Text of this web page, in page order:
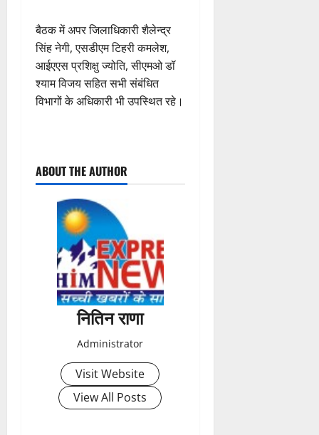
बैठक में अपर जिलाधिकारी शैलेन्द्र
सिंह नेगी, एसडीएम टिहरी कमलेश,
आईएएस प्रशिक्षु ज्योति, सीएमओ डॉ
श्याम विजय सहित सभी संबंधित
विभागों के अधिकारी भी उपस्थित रहे।
o
ABOUT THE AUTHOR
नितिन राणा
Administrator
Visit Website
View All Posts